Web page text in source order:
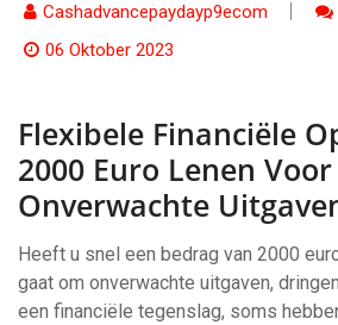
Cashadvancepaydayp9ecom
06 Oktober 2023
Flexibele Financiële
2000 Euro Lenen
Onverwachte
Heeft u snel een bedrag van 2000
gaat om onverwachte uitgaven,
een financiële tegenslag, soms